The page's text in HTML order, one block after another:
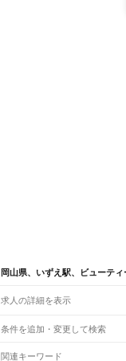
岡山県、いずえ駅、ビューテ
求人の詳細を表示
条件を追加・変更して検索
市区町村を追加・変更
関連キーワード